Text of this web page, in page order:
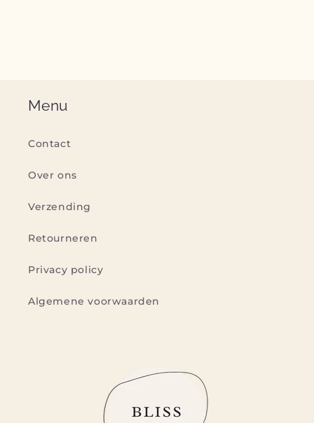
Menu
Contact
Over ons
Verzending
Retourneren
Privacy policy
Algemene voorwaarden